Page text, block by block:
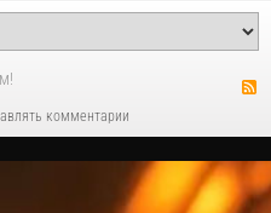
комментарии